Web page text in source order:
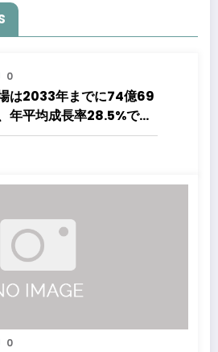
0
は2033年までに74億69
年平均成長率28.5%で成
0